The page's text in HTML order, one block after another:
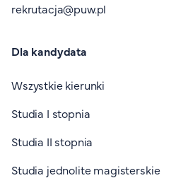
rekrutacja@puw.pl
Dla kandydata
Wszystkie kierunki
Studia I stopnia
Studia II stopnia
Studia jednolite magisterskie